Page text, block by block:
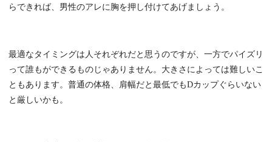
らできれば、男性のアレに胸を押し付けてあげましょう。
最適なタイミングは人それぞれだと思うのですが、一方でパイズリ
って誰もができるものじゃありません。大きさによっては難しいこ
ともあります。普通の体格、肩幅だと最低でもDカップぐらいない
と厳しいかも。